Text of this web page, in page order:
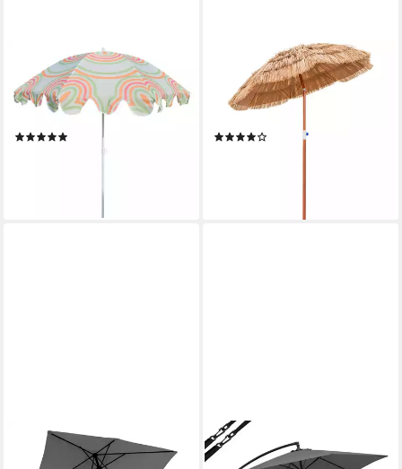
MEINPOSTEN
Sonnenschirm Strandschirm
UV 30+ Balkonschirm grün
blau Kreise Streifen
COSTWAY
Sonnenschirm Hawaii um 40°
kippbar, höhenverstellbar,mit
WOLTU
Sonnenschirm, UV-Schutz,
WOLTU
Sonnenschirm, φ310cm, UV-